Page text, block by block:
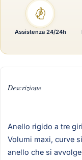
Descrizione
Anello rigido a tre
Volumi maxi, curve
anello che si
Assistenza 24/24h